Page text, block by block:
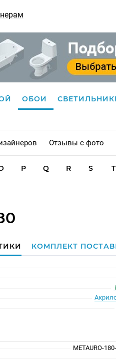
ОБОИ
Отзывы с фото
P Q R S T
КОМПЛЕКТ
METAURO-